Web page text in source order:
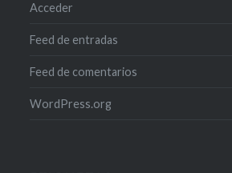
Acceder
Feed de entradas
Feed de comentarios
WordPress.org